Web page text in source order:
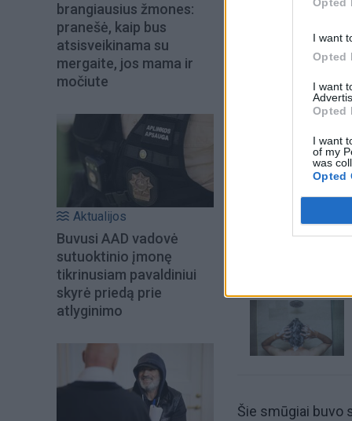
I want
Opted
I want
Opted
I want
of my
was
Opted
brangiausius žmones:
pranešė, kaip bus
atsisveikinama su
mergaite, jos mama ir
močiute
Aktualijos
Buvusi AAD vadovė
sutuoktinio įmonę
tikrinusiam pavaldiniui
skyrė priedą prie
atlyginimo
Šiuo metu
Šie smūgiai buvo